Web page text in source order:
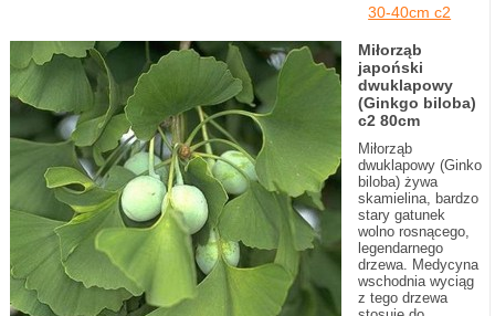
30-40cm c2
Miłorząb
japoński
dwuklapowy
(Ginkgo biloba)
c2 80cm
Miłorząb
dwuklapowy (Ginko
biloba) żywa
skamielina, bardzo
stary gatunek
wolno rosnącego,
legendarnego
drzewa. Medycyna
wschodnia wyciąg
z tego drzewa